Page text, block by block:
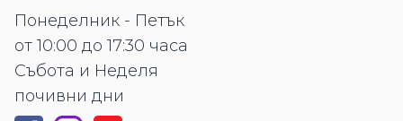
Понеделник - Петък
от 10:00 до 17:30 часа
Събота и Неделя
почивни дни